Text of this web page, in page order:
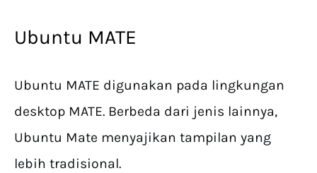
Ubuntu MATE
Ubuntu MATE digunakan pada lingkungan
desktop MATE. Berbeda dari jenis lainnya,
Ubuntu Mate menyajikan tampilan yang
lebih tradisional.